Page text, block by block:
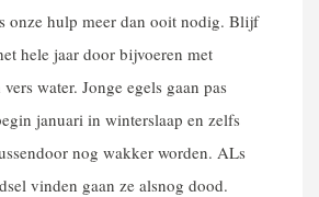
onze hulp meer dan ooit nodig. Blijf
hele jaar door bijvoeren met
water. Jonge egels gaan pas
januari in winterslaap en zelfs
nog wakker worden. ALs
vinden gaan ze alsnog dood.